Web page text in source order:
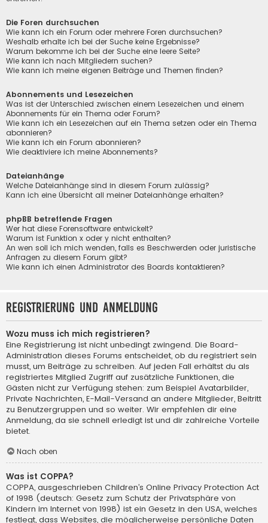
Die Foren durchsuchen
Wie kann ich ein Forum oder mehrere Foren durchsuchen?
Weshalb erhalte ich bei der Suche keine Ergebnisse?
Warum bekomme ich bei der Suche eine leere Seite?
Wie kann ich nach Mitgliedern suchen?
Wie kann ich meine eigenen Beiträge und Themen finden?
Abonnements und Lesezeichen
Was ist der Unterschied zwischen einem Lesezeichen und einem
Abonnements für ein Thema oder Forum?
Wie kann ich ein Lesezeichen auf ein Thema setzen oder ein Thema
abonnieren?
Wie kann ich ein Forum abonnieren?
Wie deaktiviere ich meine Abonnements?
Dateianhänge
Welche Dateianhänge sind in diesem Forum zulässig?
Kann ich eine Übersicht all meiner Dateianhänge erhalten?
phpBB betreffende Fragen
Wer hat diese Forensoftware entwickelt?
Warum ist Funktion x oder y nicht enthalten?
An wen soll ich mich wenden, falls es Beschwerden oder juristische
Anfragen zu diesem Forum gibt?
Wie kann ich einen Administrator des Boards kontaktieren?
Registrierung und Anmeldung
Wozu muss ich mich registrieren?
Eine Registrierung ist nicht unbedingt zwingend. Die Board-
Administration dieses Forums entscheidet, ob du registriert sein
musst, um Beiträge zu schreiben. Auf jeden Fall erhältst du als
registriertes Mitglied Zugriff auf zusätzliche Funktionen, die
Gästen nicht zur Verfügung stehen: zum Beispiel Avatarbilder,
Private Nachrichten, E-Mail-Versand an andere Mitglieder, Beitritt
zu Benutzergruppen und so weiter. Wir empfehlen dir eine
Anmeldung, da sie schnell erledigt ist und dir zahlreiche Vorteile
bietet.
Nach oben
Was ist COPPA?
COPPA, ausgeschrieben Children’s Online Privacy Protection Act
of 1998 (deutsch: Gesetz zum Schutz der Privatsphäre von
Kindern im Internet von 1998) ist ein Gesetz in den USA, welches
festlegt, dass Websites, die möglicherweise persönliche Daten